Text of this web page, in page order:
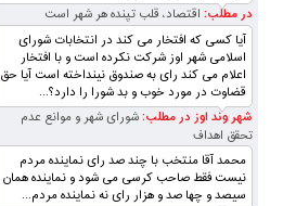
در مطلب: اقتصاد، قلب تپنده‌ هر شهر است
آیا کسی که افتخار می کند در انتخابات شورای
اسلامی شهر اوز شرکت نکرده است و با افتخار
اعلام می کند رای به صندوق نینداخته است آیا حق
قضاوت در مورد خوب و بد شورا را دارد؟...
شهر وند اوز در مطلب:شورای شهر و موانع عدم
تحقق اهداف
محمد آقا منتخب با چند صد رای نماینده مردم
نیست فقط صاحب کرسی می شود و نماینده همان
سیصد و چها صد و هزار رای نه نماینده مردم...